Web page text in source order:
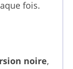
fois.
noire,